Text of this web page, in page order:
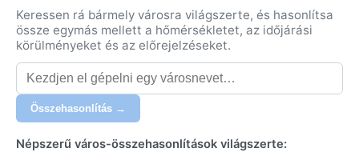
páratartalommal. A téli hónapok viszont kellemesen
szárazak és enyhék, nappal 20–25 °C, éjszaka
hűvösebb. A tavasz és az ősz átmeneti, kellemes időt
kínál, de a tavasz végén már megindul a csapadék.
Utazáshoz a könnyű, légáteresztő ruházat a legjobb;
télen egy vékony pulóver is elég, nyáron esőkabát
ajánlott.
Keressen rá bármely városra világszerte, és hasonlítsa
össze egymás mellett a hőmérsékletet, az időjárási
körülményeket és az előrejelzéseket.
Összehasonlítás →
Népszerű város-összehasonlítások világszerte: